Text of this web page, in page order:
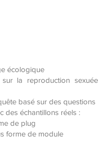
écologique
la reproduction
basé sur des questions
des échantillons réels :
de plug
forme de module